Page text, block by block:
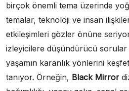
birçok önemli tema üzerinde
temalar, teknoloji ve insan
etkileşimleri gözler önüne
izleyicilere düşündürücü
yaşamın karanlık yönlerini
tanıyor. Örneğin, Black Mirror